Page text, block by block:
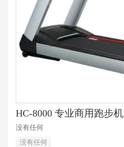
HC-8000 专业商用跑步机
没有任何
没有任何